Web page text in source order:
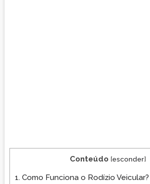
Conteúdo [esconder]
1. Como Funciona o Rodízio Veicular?